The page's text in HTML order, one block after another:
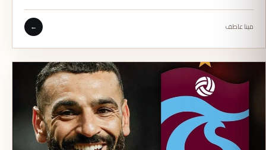
مينا عاطف ←